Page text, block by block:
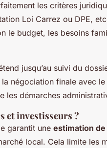
les critères
Loi Carrez ou DPE,
le budget, les besoins
jusqu’au suivi du
négociation finale avec
les démarches
et investisseurs ?
garantit une estimation de
local. Cela limite les